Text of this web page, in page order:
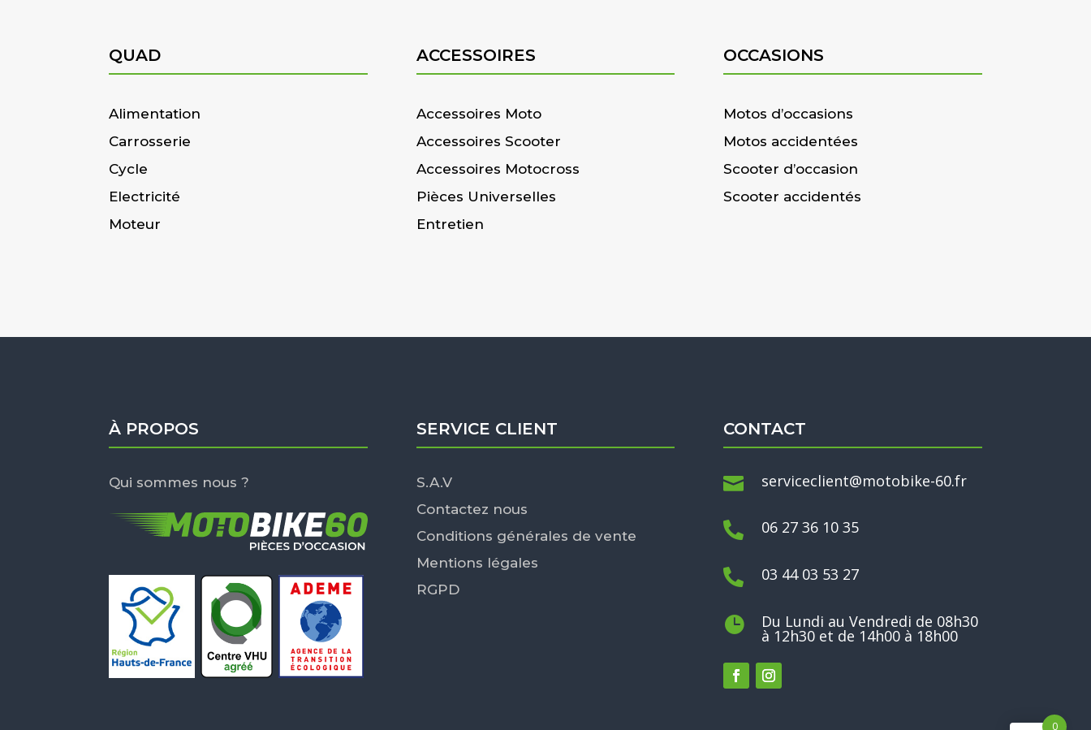
QUAD
Alimentation
Carrosserie
Cycle
Electricité
Moteur
ACCESSOIRES
Accessoires Moto
Accessoires Scooter
Accessoires Motocross
Pièces Universelles
Entretien
OCCASIONS
Motos d’occasions
Motos accidentées
Scooter d’occasion
Scooter accidentés
À PROPOS
Qui sommes nous ?
SERVICE CLIENT
S.A.V
Contactez nous
Conditions générales de vente
Mentions légales
RGPD
CONTACT
 serviceclient@motobike-60.fr
 06 27 36 10 35
 03 44 03 53 27
 Du Lundi au Vendredi de 08h30
à 12h30 et de 14h00 à 18h00
0